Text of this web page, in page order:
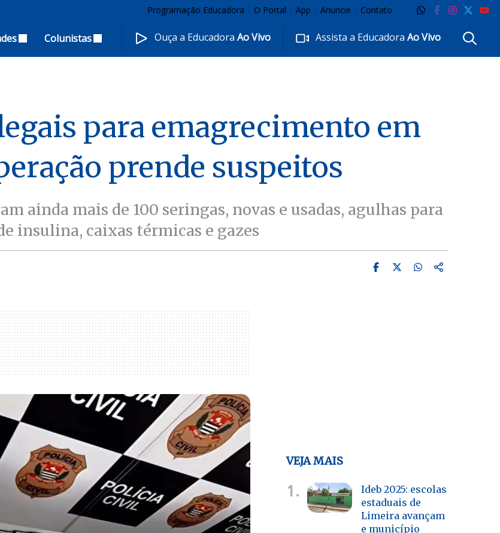
Programação Educadora O Portal App Anuncie Contato
Colunistas Ouça a EducadoraAo Vivo Assista a EducadoraAo Vivo
para emagrecimento em
prende suspeitos
ainda mais de 100 seringas, novas e usadas, agulhas para
insulina, caixas térmicas e gazes
VEJA MAIS
1.
Ideb 2025: escolas
estaduais de
Limeira avançam
e município